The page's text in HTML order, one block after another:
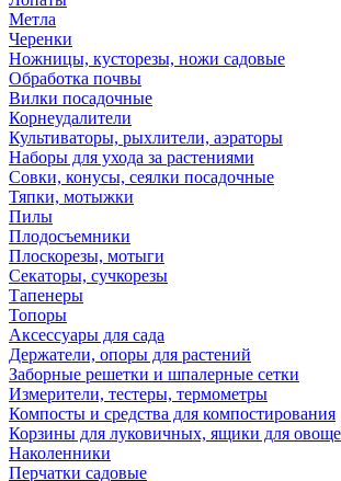
Метла
Черенки
Ножницы, кусторезы, ножи садовые
Обработка почвы
Вилки посадочные
Корнеудалители
Культиваторы, рыхлители, аэраторы
Наборы для ухода за растениями
Совки, конусы, сеялки посадочные
Тяпки, мотыжки
Пилы
Плодосъемники
Плоскорезы, мотыги
Секаторы, сучкорезы
Тапенеры
Топоры
Аксессуары для сада
Держатели, опоры для растений
Заборные решетки и шпалерные сетки
Измерители, тестеры, термометры
Компосты и средства для компостирования
Корзины для луковичных, ящики для
Наколенники
Перчатки садовые